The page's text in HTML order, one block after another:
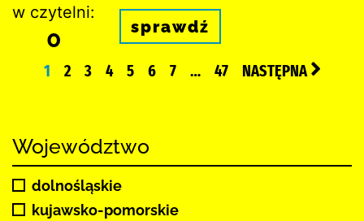
w czytelni:
0 sprawdź
1 2 3 4 5 6 7 … 47 NASTĘPNA
Województwo
dolnośląskie
kujawsko-pomorskie